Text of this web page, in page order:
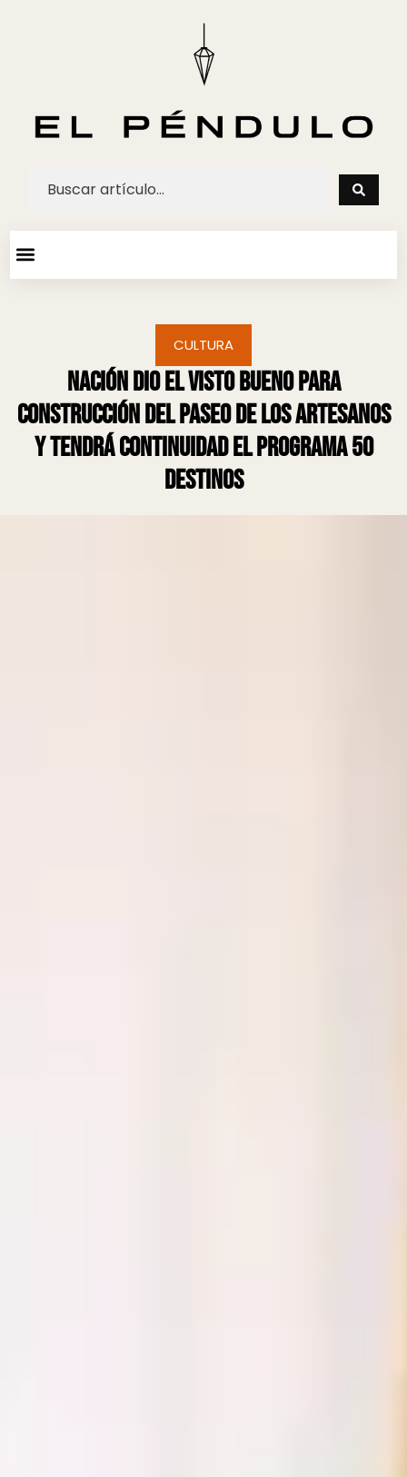
CULTURA
Nación dio el visto bueno para
construcción del Paseo de Los Artesanos
y tendrá continuidad el programa 50
Destinos